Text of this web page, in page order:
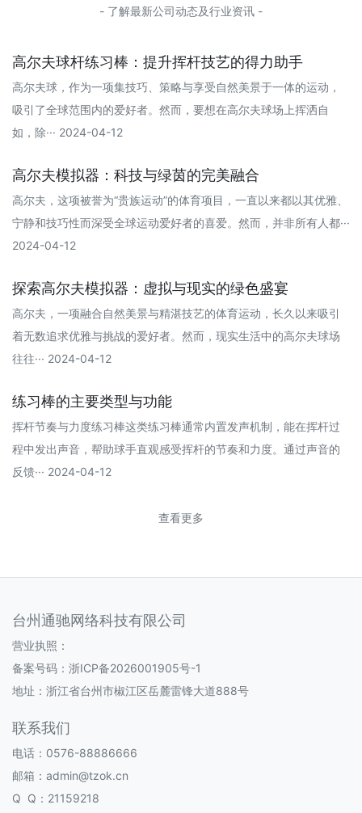
- 了解最新公司动态及行业资讯 -
高尔夫球杆练习棒：提升挥杆技艺的得力助手
高尔夫球，作为一项集技巧、策略与享受自然美景于一体的运动，
吸引了全球范围内的爱好者。然而，要想在高尔夫球场上挥洒自
如，除··· 2024-04-12
高尔夫模拟器：科技与绿茵的完美融合
高尔夫，这项被誉为“贵族运动”的体育项目，一直以来都以其优雅、
宁静和技巧性而深受全球运动爱好者的喜爱。然而，并非所有人都···
2024-04-12
探索高尔夫模拟器：虚拟与现实的绿色盛宴
高尔夫，一项融合自然美景与精湛技艺的体育运动，长久以来吸引
着无数追求优雅与挑战的爱好者。然而，现实生活中的高尔夫球场
往往··· 2024-04-12
练习棒的主要类型与功能
挥杆节奏与力度练习棒这类练习棒通常内置发声机制，能在挥杆过
程中发出声音，帮助球手直观感受挥杆的节奏和力度。通过声音的
反馈··· 2024-04-12
查看更多
台州通驰网络科技有限公司
营业执照：
备案号码： 浙ICP备2026001905号-1
地址：浙江省台州市椒江区岳麓雷锋大道888号
联系我们
电话：0576-88886666
邮箱：admin@tzok.cn
Q Q：21159218